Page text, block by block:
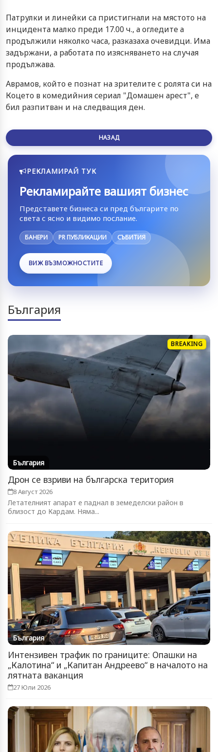
Патрулки и линейки са пристигнали на мястото на
инцидента малко преди 17.00 ч., а огледите а
продължили няколко часа, разказаха очевидци. Има
задържани, а работата по изясняването на случая
продължава.
Аврамов, който е познат на зрителите с ролята си на
Коцето в комедийния сериал "Домашен арест", е
бил разпитван и на следващия ден.
НАЗАД
РЕКЛАМИРАЙ ТУК
Рекламирайте вашият бизнес
Представете бизнеса си пред българите по
света с ясно и видимо послание.
БАНЕРИ PR ПУБЛИКАЦИИ СЪБИТИЯ
ВИЖ ВЪЗМОЖНОСТИТЕ
България
BREAKING
България
Дрон се взриви на българска територия
8 Август 2026
Летателният апарат е паднал в земеделски район в
близост до Кардам. Няма...
България
Интензивен трафик по границите: Опашки на
„Калотина“ и „Капитан Андреево“ в началото на
лятната ваканция
27 Юли 2026